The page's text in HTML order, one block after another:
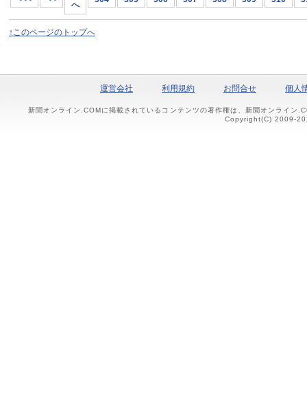
へ
↑このページのトップへ
運営会社 利用規約 お問合せ 個人
新聞オンライン.COMに掲載されているコンテンツの著作権は、新聞オンライン
Copyright(C) 2009-